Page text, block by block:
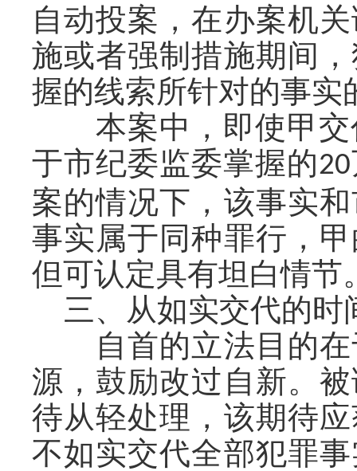
自动投案，在办案机
施或者强制措施期间
握的线索所针对的事实
本案中，即使甲交
于市纪委监委掌握的20
案的情况下，该事实
事实属于同种罪行，
但可认定具有坦白情节
三、从如实交代的时
自首的立法目的在
源，鼓励改过自新。
待从轻处理，该期待
不如实交代全部犯罪